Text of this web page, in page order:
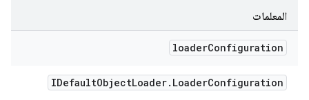
المعلمات
loaderConfiguration
IDefaultObjectLoader. LoaderConfiguration